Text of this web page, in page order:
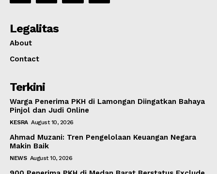
Legalitas
About
Contact
Terkini
Warga Penerima PKH di Lamongan Diingatkan Bahaya
Pinjol dan Judi Online
KESRA August 10, 2026
Ahmad Muzani: Tren Pengelolaan Keuangan Negara
Makin Baik
NEWS August 10, 2026